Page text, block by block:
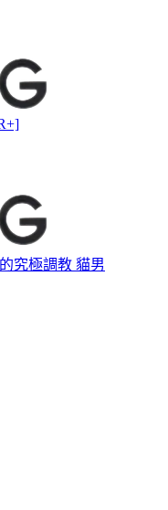
究極調教 貓男